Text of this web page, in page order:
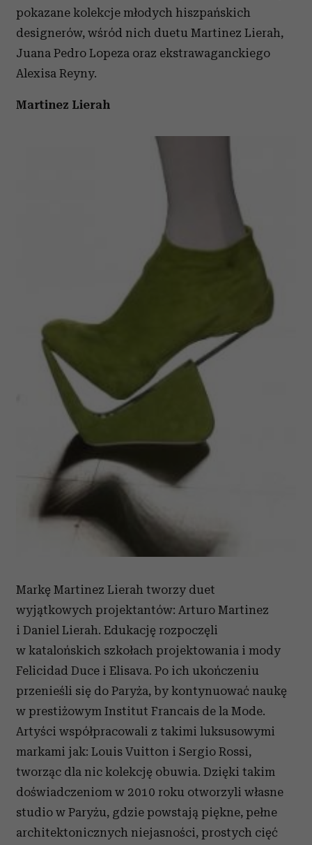
pokazane kolekcje młodych hiszpańskich
designerów, wśród nich duetu Martinez Lierah,
Juana Pedro Lopeza oraz ekstrawaganckiego
Alexisa Reyny.
Martinez Lierah
Markę Martinez Lierah tworzy duet
wyjątkowych projektantów: Arturo Martinez
i Daniel Lierah. Edukację rozpoczęli
w katalońskich szkołach projektowania i mody
Felicidad Duce i Elisava. Po ich ukończeniu
przenieśli się do Paryża, by kontynuować naukę
w prestiżowym Institut Francais de la Mode.
Artyści współpracowali z takimi luksusowymi
markami jak: Louis Vuitton i Sergio Rossi,
tworząc dla nic kolekcję obuwia. Dzięki takim
doświadczeniom w 2010 roku otworzyli własne
studio w Paryżu, gdzie powstają piękne, pełne
architektonicznych niejasności, prostych cięć